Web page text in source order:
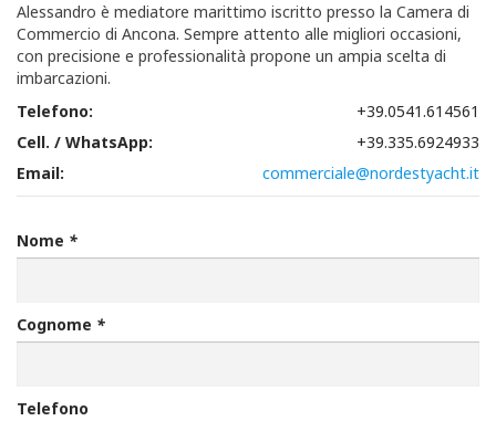
Alessandro è mediatore marittimo iscritto presso la Camera di
Commercio di Ancona. Sempre attento alle migliori occasioni,
con precisione e professionalità propone un ampia scelta di
imbarcazioni.
Telefono:
+39.0541.614561
Cell. / WhatsApp:
+39.335.6924933
Email:
commerciale@nordestyacht.it
Nome *
Cognome *
Telefono